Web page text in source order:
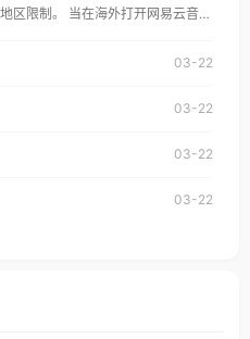
个问题的朋友们，
大、澳大利亚、欧洲等国家和地区
海外打开网易云音
陆地区播放。 遇到这个问题
地区版权限制」的问题，无论人在
03-22
03-22
03-22
03-22